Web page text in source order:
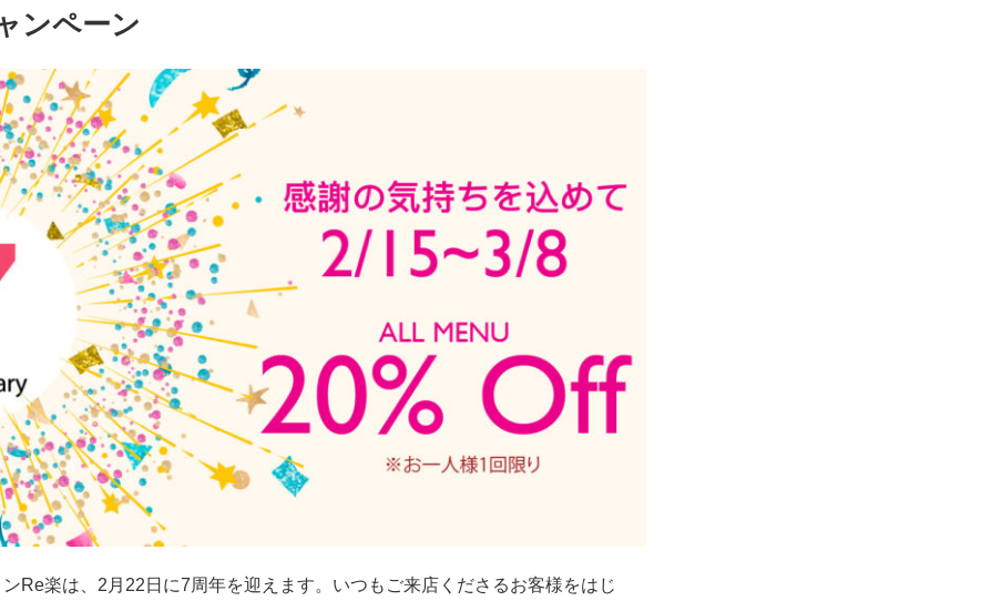
ンペーン
Re楽は、2月22日に7周年を迎えます。いつもご来店くださるお客様をはじ